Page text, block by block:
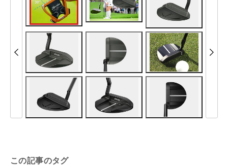
この記事のタグ